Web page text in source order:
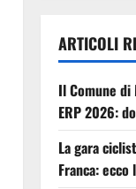
ARTICOLI
Il Comune di
ERP 2026:
La gara
Franca: